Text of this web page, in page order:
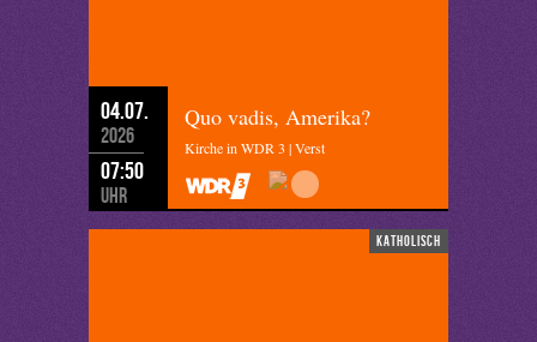
04.07.
2026
07:50
Uhr
Quo vadis, Amerika?
Kirche in WDR 3 | Verst
katholisch